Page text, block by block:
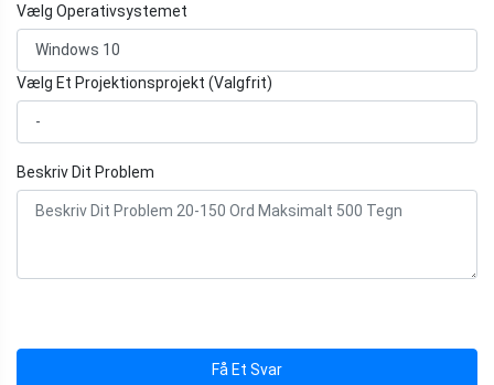
Vælg Operativsystemet
Vælg Et Projektionsprojekt (Valgfrit)
Beskriv Dit Problem
Få Et Svar